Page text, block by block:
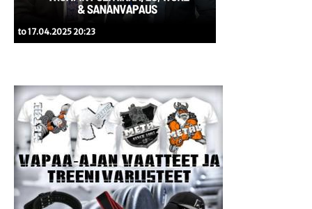
to 17.04.2025 20:23